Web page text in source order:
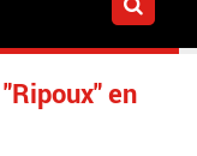
en